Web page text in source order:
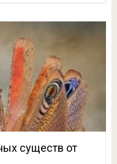
существ от